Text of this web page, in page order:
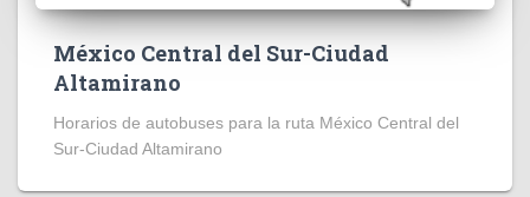
México Central del Sur-Ciudad
Altamirano
Horarios de autobuses para la ruta México Central del
Sur-Ciudad Altamirano